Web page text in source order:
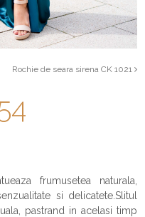
Rochie de seara sirena CK 1021
frumusetea naturala,
si delicatete.Slitul
pastrand in acelasi timp